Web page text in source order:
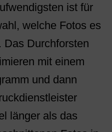
ist für
welche Fotos es
Das Durchforsten
mit einem
und dann
länger als das